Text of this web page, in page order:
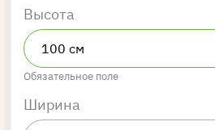
Высота
Обязательное поле
Ширина